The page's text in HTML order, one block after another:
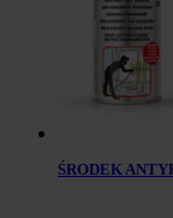
ŚRODEK